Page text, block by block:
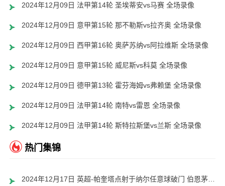
2024年12月09日 法甲第14轮 圣埃蒂安vs马赛 全场录像
2024年12月09日 意甲第15轮 那不勒斯vs拉齐奥 全场录像
2024年12月09日 西甲第16轮 奥萨苏纳vs阿拉维斯 全场录像
2024年12月09日 意甲第15轮 威尼斯vs科莫 全场录像
2024年12月09日 德甲第13轮 霍芬海姆vs弗赖堡 全场录像
2024年12月09日 法甲第14轮 南特vs雷恩 全场录像
2024年12月09日 法甲第14轮 斯特拉斯堡vs兰斯 全场录像
热门集锦
2024年12月17日 英超-帕奎塔点射于纳尔任意球破门 伯恩茅斯1-1西汉姆联赛4轮不败